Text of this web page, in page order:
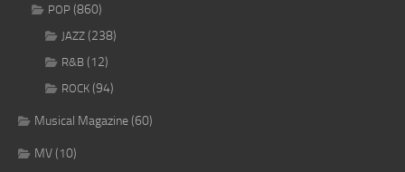
POP (860)
JAZZ (238)
R&B (12)
ROCK (94)
Musical Magazine(60)
MV(10)